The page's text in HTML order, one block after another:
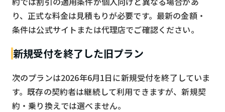
り、正式な料金は見積もりが必要です。最新の金額・
条件は公式サイトまたは代理店でご確認ください。
新規受付を終了した旧プラン
次のプランは2026年6月1日に新規受付を終了していま
す。既存の契約者は継続して利用できますが、新規契
約・乗り換えでは選べません。